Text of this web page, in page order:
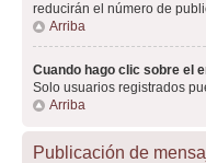
reducirán el número de
Arriba
Cuando hago clic sobre el
Solo usuarios registrados
Arriba
Publicación de